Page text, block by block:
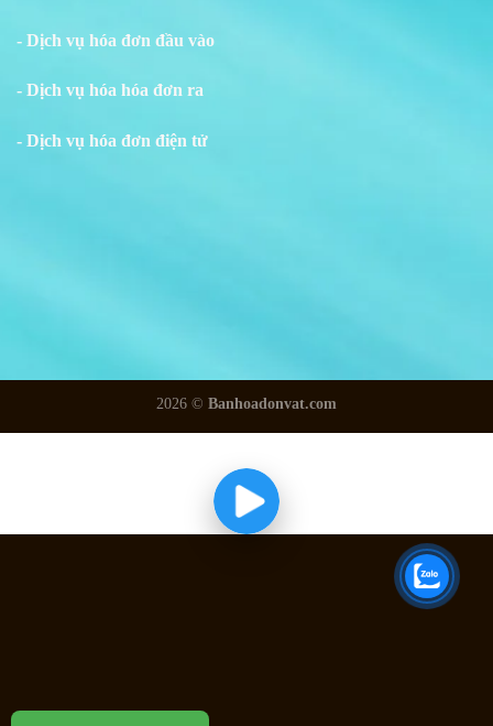
- Dịch vụ hóa đơn đầu vào
- Dịch vụ hóa hóa đơn ra
- Dịch vụ hóa đơn điện tử
2026 © Banhoadonvat.com